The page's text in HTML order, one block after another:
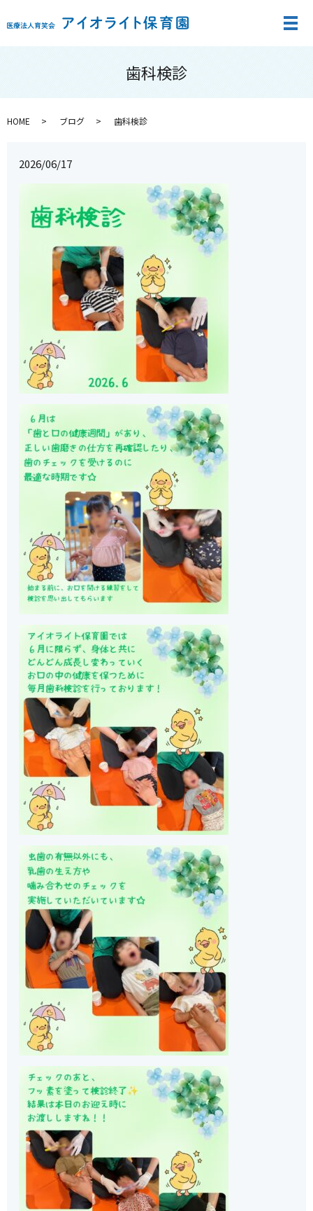
メ
歯科検診
HOME ブログ 歯科検診
2026/06/17